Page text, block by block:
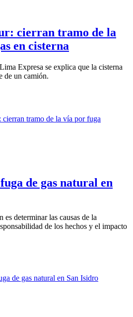
cierran tramo de la
en cisterna
Expresa se explica que la cisterna
de un camión.
de gas natural en
determinar las causas de la
de los hechos y el impacto